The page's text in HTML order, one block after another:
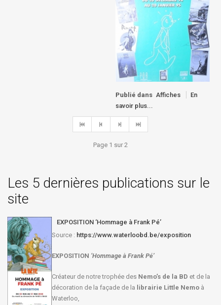
Publié dans Affiches
En
savoir plus...
Page 1 sur 2
Les 5 dernières publications sur le
site
EXPOSITION ‘Hommage à Frank Pé’
Source : https://www.waterloobd.be/exposition
EXPOSITION ‘Hommage à Frank Pé’
Créateur de notre trophée des Nemo’s de la BD et de la
décoration de la façade de la librairie Little Nemo à
Waterloo,